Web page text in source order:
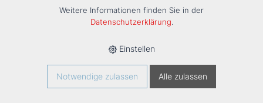
RESTAURANT
MOOSEGG
Rüschlikon, Schweiz
Weitere Informationen finden Sie in der
Datenschutzerklärung.
Einstellen
Notwendige zulassen Alle zulassen